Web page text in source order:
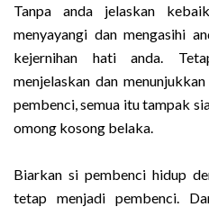
Tanpa anda jelaskan
menyayangi dan mengasihi
kejernihan hati anda.
menjelaskan dan
pembenci, semua itu tampak
omong kosong belaka.
Biarkan si pembenci hidup
tetap menjadi pembenci.